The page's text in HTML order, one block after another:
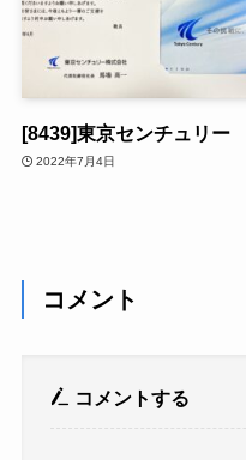
[8439]東京センチュリー
2022年7月4日
コメント
コメントする